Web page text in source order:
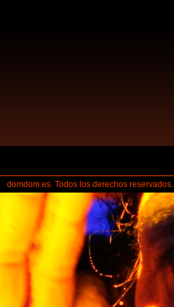
domdom.es. Todos los derechos reservados.